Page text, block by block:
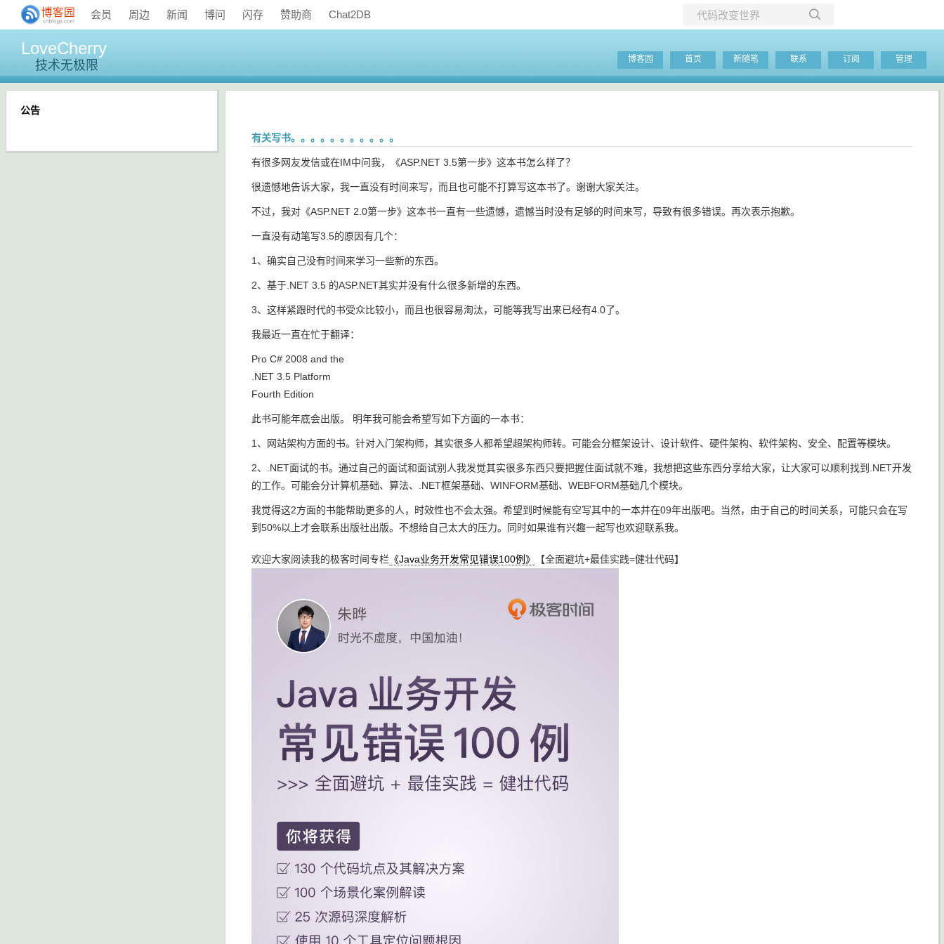
会员 周边 新闻 博问 闪存 赞助商 Chat2DB
当前博客
LoveCherry
技术无极限 博客园 首页 新随笔 联系 订阅 管理
有关写书。。。。。。。。。。。
有很多网友发信或在IM中问我，《ASP.NET 3.5第一步》这本书怎么样了？
很遗憾地告诉大家，我一直没有时间来写，而且也可能不打算写这本书了。谢谢大家关注。
不过，我对《ASP.NET 2.0第一步》这本书一直有一些遗憾，遗憾当时没有足够的时间来写，导致有很多错误。再次表示抱歉。
一直没有动笔写3.5的原因有几个：
1、确实自己没有时间来学习一些新的东西。
2、基于.NET 3.5 的ASP.NET其实并没有什么很多新增的东西。
3、这样紧跟时代的书受众比较小，而且也很容易淘汰，可能等我写出来已经有4.0了。
我最近一直在忙于翻译：
Pro C# 2008 and the
.NET 3.5 Platform
Fourth Edition
此书可能年底会出版。 明年我可能会希望写如下方面的一本书：
1、网站架构方面的书。针对入门架构师，其实很多人都希望超架构师转。可能会分框架设计、设计软件、硬件架构、软件架构、安全、配置等模块。
2、.NET面试的书。通过自己的面试和面试别人我发觉其实很多东西只要把握住面试就不难，我想把这些东西分享给大家，让大家可以顺利找到.NET开发
的工作。可能会分计算机基础、算法、.NET框架基础、WINFORM基础、WEBFORM基础几个模块。
我觉得这2方面的书能帮助更多的人，时效性也不会太强。希望到时候能有空写其中的一本并在09年出版吧。当然，由于自己的时间关系，可能只会在写
到50%以上才会联系出版社出版。不想给自己太大的压力。同时如果谁有兴趣一起写也欢迎联系我。
欢迎大家阅读我的极客时间专栏 《Java业务开发常见错误100例》 【全面避坑+最佳实践=健壮代码】
公告